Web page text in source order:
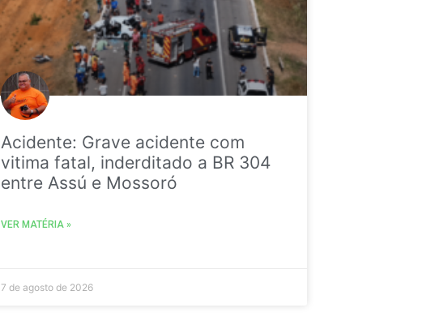
Acidente: Grave acidente com
vitima fatal, inderditado a BR 304
entre Assú e Mossoró
VER MATÉRIA »
7 de agosto de 2026